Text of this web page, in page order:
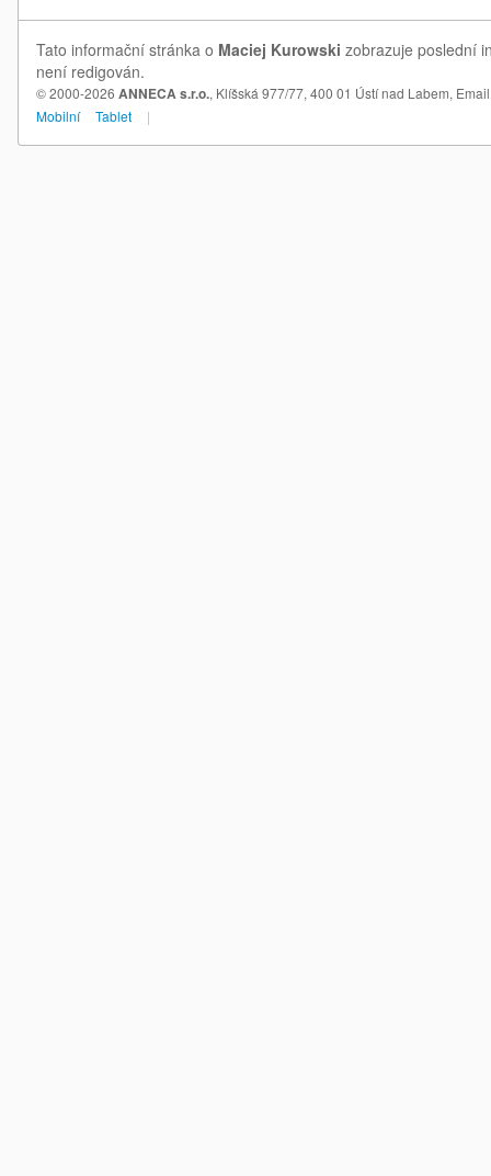
Tato informační stránka o Maciej Kurowski zobrazuje poslední
není redigován.
© 2000-2026 ANNECA s.r.o., Klíšská 977/77, 400 01 Ústí nad Labem,
Mobilní
Tablet |